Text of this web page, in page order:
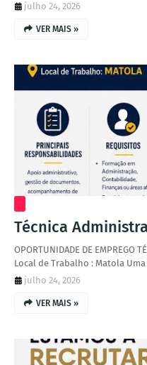
julho 24, 2026
VER MAIS »
Técnica
OPORTUNIDADE DE EMPREGO
Local de Trabalho : Matola
julho 24, 2026
VER MAIS »